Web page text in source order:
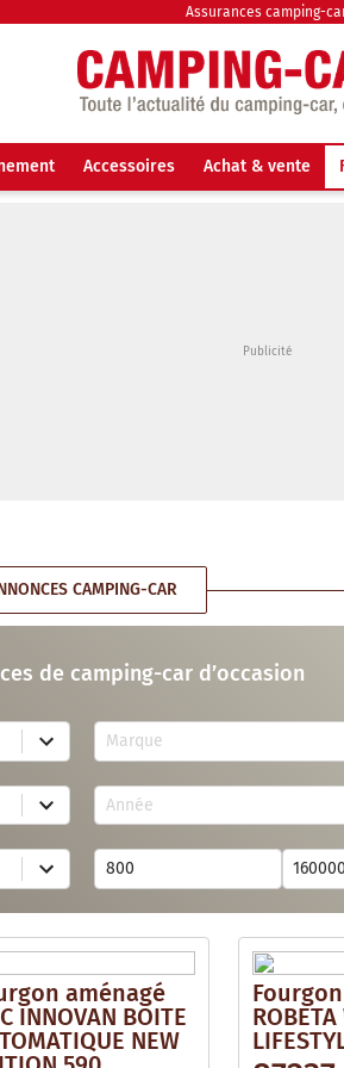
Assurances camping-
Accessoires Achat & vente
CAMPING-CAR
de camping-car d’occasion
Marque
7
r
t
a
i
a
b
l
e
Année
1
r
e
t
s
a
v
a
i
l
a
b
aménagé
INNOVAN BOITE
NEW